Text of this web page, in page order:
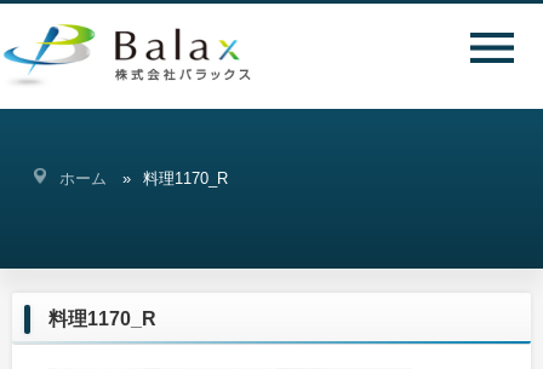
ホーム 料理1170_R
料理1170_R